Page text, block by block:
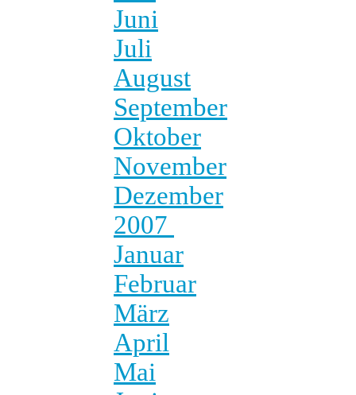
Juni
Juli
August
September
Oktober
November
Dezember
2007
Januar
Februar
März
April
Mai